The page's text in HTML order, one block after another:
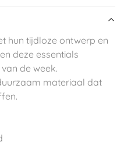
hun tijdloze ontwerp en
deze essentials
de week.
materiaal dat